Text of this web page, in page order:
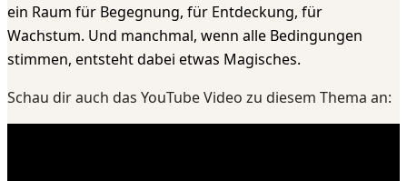
ein Raum für Begegnung, für Entdeckung, für
Wachstum. Und manchmal, wenn alle Bedingungen
stimmen, entsteht dabei etwas Magisches.
Schau dir auch das YouTube Video zu diesem Thema an: